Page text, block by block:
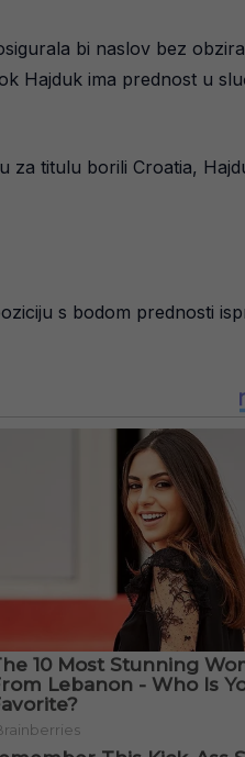
bi naslov bez
Hajduk ima prednost u
titulu borili Croatia,
s bodom prednosti